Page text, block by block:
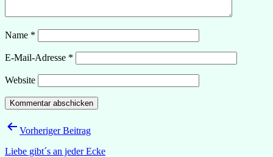
Name *
E-Mail-Adresse *
Website
Beitragsnavigation
Vorheriger Beitrag
Liebe gibt´s an jeder Ecke